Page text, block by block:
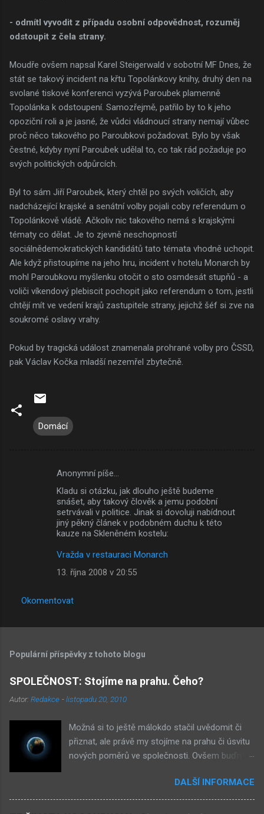
- odmítl vyvodit z případu osobní odpovědnost, rozuměj
odstoupit z čela strany.
Moudře ovšem napsal Karel Steigerwald v sobotní MF Dnes, že
stát se takový incident na křtu Topolánkovy knihy, druhý den na
svolané tiskové konferenci vyzývá Paroubek plamenně
Topolánka k odstoupení. Samozřejmě, patřilo by to k jeho
opoziční roli a je jasné, že vůdci vládnoucí strany nemají vůbec
proč něco takového po Paroubkovi požadovat. Bylo by však
čestné, kdyby nyní Paroubek udělal to, co tak rád požaduje po
svých politických odpůrcích.
Byl to sám Jiří Paroubek, který chtěl po svých voličích, aby
nadcházející krajské a senátní volby pojali coby referendum o
Topolánkově vládě. Ačkoliv nic takového nemá s krajskými
tématy co dělat. Je to zjevně neschopností
sociálnědemokratických kandidátů tato témata vhodně uchopit.
Ale když přistoupíme na jeho hru, incident v hotelu Monarch by
mohl Paroubkovu myšlenku otočit o sto osmdesát stupňů - a
voliči víkendový plebiscit pochopit jako referendum o tom, jestli
chtějí mít ve vedení krajů zastupitele strany, jejichž šéf si zve na
soukromé oslavy vrahy.
Pokud by tragická událost znamenala prohrané volby pro ČSSD,
pak Václav Kočka mladší nezemřel zbytečně.
Domácí
ř
Anonymní píše…
Kladu si otázku, jak dlouho ještě budeme
snášet, aby takový člověk a jemu podobní
setrvávali v politice. Jinak si dovoluji nabídnout
jiný pěkný článek v podobném duchu k této
kauze na Skleněném kostelu:
Vražda v restauraci Monarch
13. října 2008 v 20:55
Okomentovat
Populární příspěvky z tohoto blogu
SPOLEČNOST: Stojíme na prahu. Čeho?
Autor: Redakce -listopadu 20, 2010
Možná si to ještě málokdo stačil uvědomit či
přiznat, ale právě my stojíme na prahu či úsvitu
nových poměrů ve společnosti. Ovšem buďme
Novými poměry ve společnosti myslím
přiklonění se s některé z nám již historicky
DALŠÍ INFORMACE